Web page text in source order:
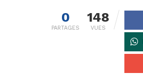
0
PARTAGES
148
VUES